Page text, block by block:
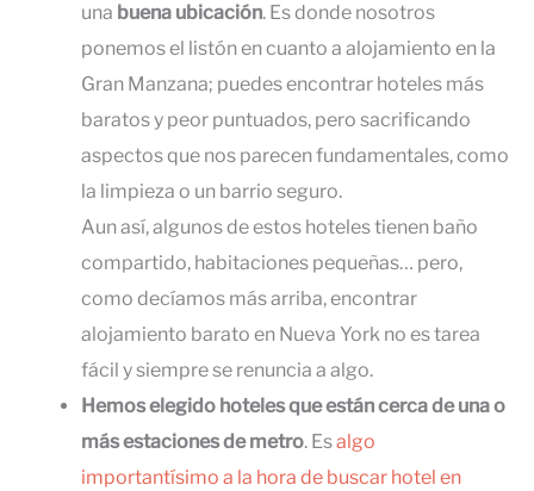
una buena ubicación. Es donde nosotros
ponemos el listón en cuanto a alojamiento en la
Gran Manzana; puedes encontrar hoteles más
baratos y peor puntuados, pero sacrificando
aspectos que nos parecen fundamentales, como
la limpieza o un barrio seguro.
Aun así, algunos de estos hoteles tienen baño
compartido, habitaciones pequeñas… pero,
como decíamos más arriba, encontrar
alojamiento barato en Nueva York no es tarea
fácil y siempre se renuncia a algo.
Hemos elegido hoteles queestán cerca de una o
más estaciones de metro. Esalgo
importantísimo a la hora de buscar hotel en